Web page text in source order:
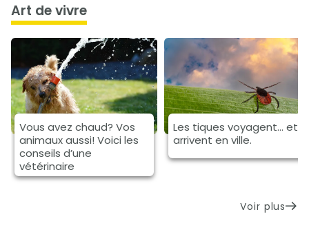
art de vivre
Vous avez chaud? Vos
animaux aussi! Voici les
conseils d’une
vétérinaire
Les tiques voyagent... et
arrivent en ville.
Voir plus